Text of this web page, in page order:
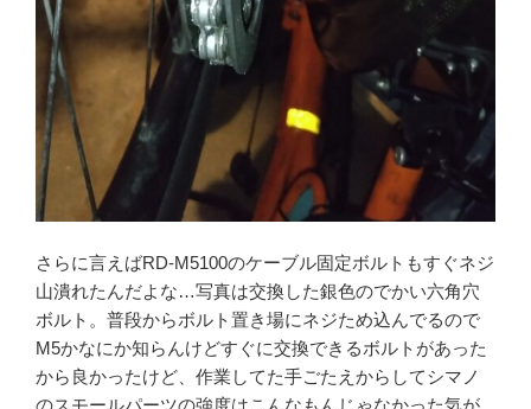
さらに言えばRD-M5100のケーブル固定ボルトもすぐネジ
山潰れたんだよな…写真は交換した銀色のでかい六角穴
ボルト。普段からボルト置き場にネジため込んでるので
M5かなにか知らんけどすぐに交換できるボルトがあった
から良かったけど、作業してた手ごたえからしてシマノ
のスモールパーツの強度はこんなもんじゃなかった気が